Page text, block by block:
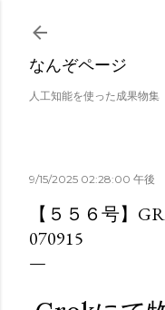
スキップし
なんぞページ
人工知能を使った成果物集
9/15/2025 02:28:00 午後
【５５６号】
070915